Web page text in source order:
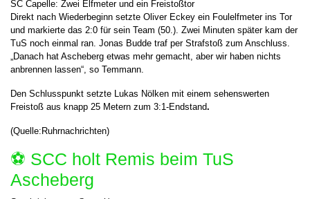
SC Capelle: Zwei Elfmeter und ein Freistoßtor
Direkt nach Wiederbeginn setzte Oliver Eckey ein Foulelfmeter ins Tor
und markierte das 2:0 für sein Team (50.). Zwei Minuten später kam der
TuS noch einmal ran. Jonas Budde traf per Strafstoß zum Anschluss.
„Danach hat Ascheberg etwas mehr gemacht, aber wir haben nichts
anbrennen lassen“, so Temmann.
Den Schlusspunkt setzte Lukas Nölken mit einem sehenswerten
Freistoß aus knapp 25 Metern zum 3:1-Endstand.
(Quelle:Ruhrnachrichten)
⚽️ SCC holt Remis beim TuS
Ascheberg